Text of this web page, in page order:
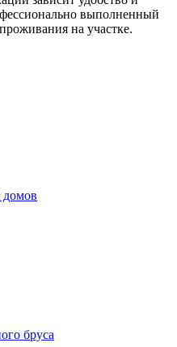
выполненный
на участке.
бруса